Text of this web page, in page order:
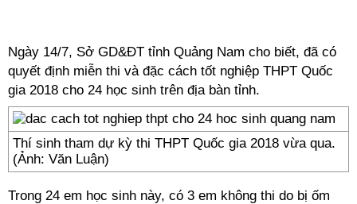
Ngày 14/7, Sở GD&ĐT tỉnh Quảng Nam cho biết, đã có
quyết định miễn thi và đặc cách tốt nghiệp THPT Quốc
gia 2018 cho 24 học sinh trên địa bàn tỉnh.
Thí sinh tham dự kỳ thi THPT Quốc gia 2018 vừa qua.
(Ảnh: Văn Luận)
Trong 24 em học sinh này, có 3 em không thi do bị ốm